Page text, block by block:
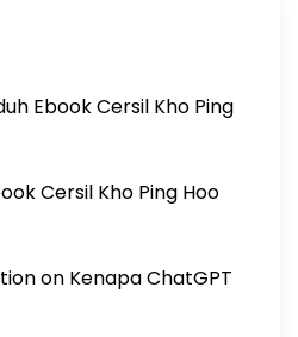
Ebook Cersil Kho Ping
Cersil Kho Ping Hoo
on Kenapa ChatGPT